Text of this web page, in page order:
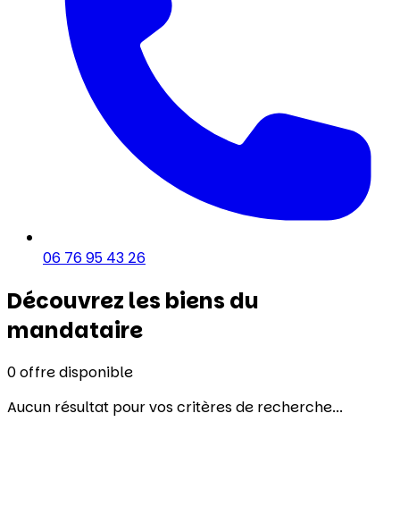
06 76 95 43 26
Découvrez les biens du
mandataire
0offre disponible
Aucun résultat pour vos critères de recherche...